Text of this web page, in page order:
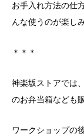
お手入れ方法の仕
んな使うのが楽し
＊＊＊
神楽坂ストアでは
のお弁当箱なども
ワークショップの